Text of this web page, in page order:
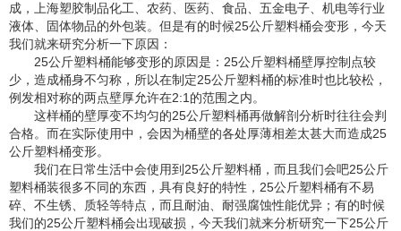
成，上海塑胶制品化工、农药、医药、食品、五金电子、机电等行业
液体、固体物品的外包装。但是有的时候25公斤塑料桶会变形，今天
我们就来研究分析一下原因：
25公斤塑料桶能够变形的原因是：25公斤塑料桶壁厚控制点较
少，造成桶身不匀称，所以在制定25公斤塑料桶的标准时也比较松，
例发相对称的两点壁厚允许在2:1的范围之内。
这样桶的壁厚变不均匀的25公斤塑料桶再做解剖分析时往往会判
合格。而在实际使用中，会因为桶壁的各处厚薄相差太甚大而造成25
公斤塑料桶变形。
我们在日常生活中会使用到25公斤塑料桶，而且我们会吧25公斤
塑料桶装很多不同的东西，具有良好的特性，25公斤塑料桶有不易
碎、不生锈、质轻等特点，而且耐油、耐强腐蚀性能优异；有的时候
我们的25公斤塑料桶会出现破损，今天我们就来分析研究一下25公斤